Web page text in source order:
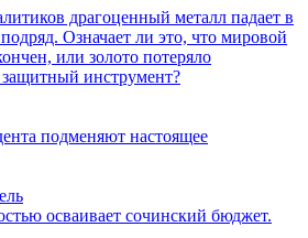
драгоценный металл падает в
Означает ли это, что мировой
или золото потеряло
защитный инструмент?
подменяют настоящее
осваивает сочинский бюджет.